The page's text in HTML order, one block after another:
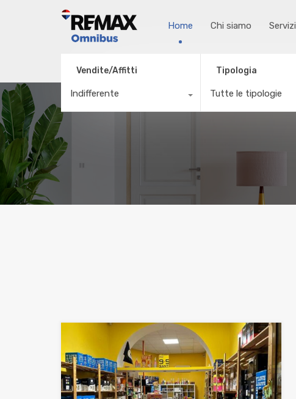
Home Chi siamo Servizi
Vendite/Affitti
Indifferente
Tipologia
Tutte le tipologie